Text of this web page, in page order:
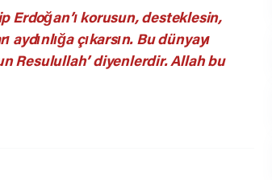
Erdoğan’ı korusun, desteklesin,
çıkarsın. Bu dünyayı
Resulullah’ diyenlerdir. Allah bu